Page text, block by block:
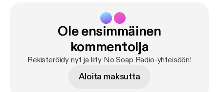
Ole ensimmäinen
kommentoija
Rekisteröidy nyt ja liity No Soap Radio-yhteisöön!
Aloita maksutta